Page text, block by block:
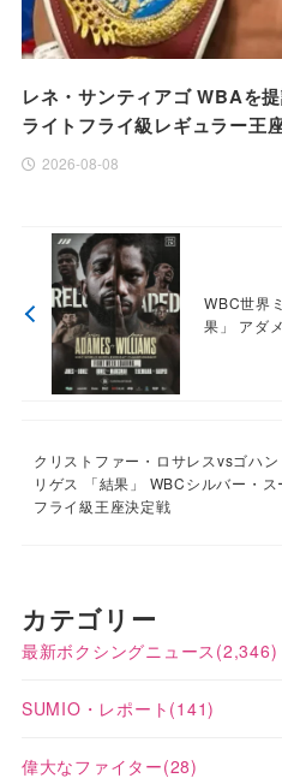
レネ・サンティアゴ WBAを
ライトフライ級レギュラー王
2026-08-08
WBC世界
果」 アダ
クリストファー・ロサレスvsゴハン
リゲス 「結果」 WBCシルバー・ス
フライ級王座決定戦
カテゴリー
最新ボクシングニュース (2,346)
SUMIO・レポート (141)
偉大なファイター(28)